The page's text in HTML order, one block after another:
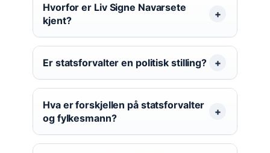
Hvorfor er Liv Signe Navarsete
kjent?
Er statsforvalter en politisk stilling?
Hva er forskjellen på statsforvalter
og fylkesmann?